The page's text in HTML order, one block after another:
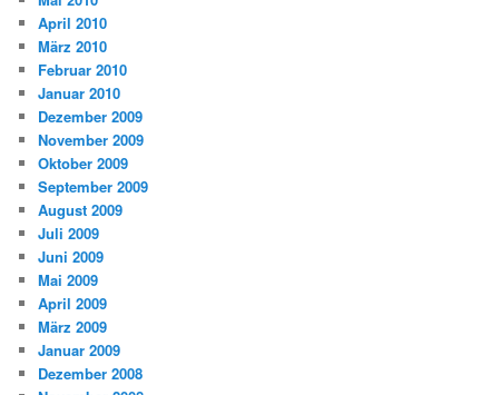
April 2010
März 2010
Februar 2010
Januar 2010
Dezember 2009
November 2009
Oktober 2009
September 2009
August 2009
Juli 2009
Juni 2009
Mai 2009
April 2009
März 2009
Januar 2009
Dezember 2008